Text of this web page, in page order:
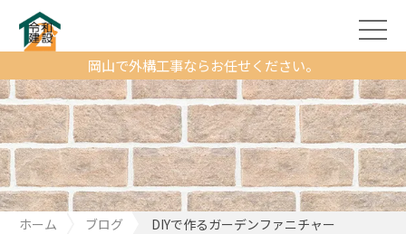
岡山で外構工事ならお任せください。
ホーム ブログ DIYで作るガーデンファニチャー